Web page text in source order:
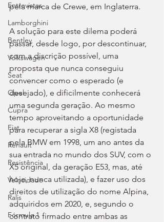
Entrevistas
Lamborghini
Bentley
Volkswagen
Seat
Opel
Cupra
Fiat
Renault
Resistência
Velocidade
Ralis
Fórmula 1
pela marca de Crewe, em Inglaterra.
A solução para este dilema poderá
passar, desde logo, por descontinuar,
com a discrição possível, uma
proposta que nunca conseguiu
convencer como o esperado (e
desejado), e dificilmente conhecerá
uma segunda geração. Ao mesmo
tempo aproveitando a oportunidade
para recuperar a sigla X8 (registada
pela BMW em 1998, um ano antes da
sua entrada no mundo dos SUV, com o
X5 original, da geração E53, mas, até
hoje, nunca utilizada), e fazer uso dos
direitos de utilização do nome Alpina,
adquiridos em 2020, e, segundo o
contrato firmado entre ambas as